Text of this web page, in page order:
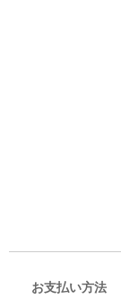
お支払い方法